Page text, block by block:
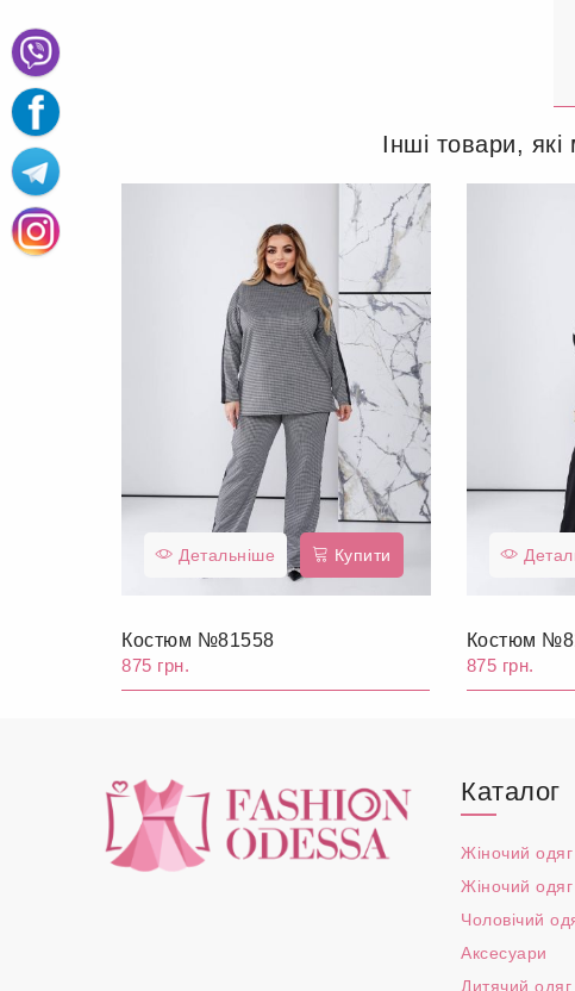
Інші товари,
Детальніше Купити
Костюм №81558
875 грн.
Костюм
875 грн.
Каталог
Жіночий
Жіночий
Чоловічий
Аксесуари
Дитячий одяг